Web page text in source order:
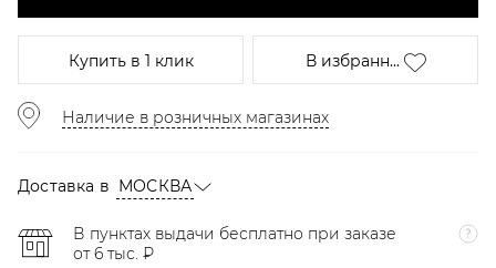
Купитьв 1 клик В избранн...
Наличие в розничных магазинах
Доставка в МОСКВА
В пунктах выдачи бесплатно при заказе
от 6 тыс. ₽